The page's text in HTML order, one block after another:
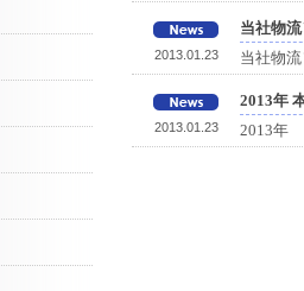
当社物
2013.01.23 当社物
2013年
2013.01.23 2013年